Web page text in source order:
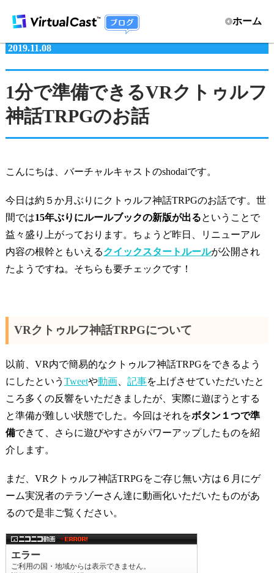
ホーム
2019.11.08
1分で準備できるVRクトゥルフ
神話TRPGのお話
こんにちは、バーチャルキャストのshodaiです。
今日は約５か月ぶりにクトゥルフ神話TRPGのお話です。世
間では15年ぶりにルールブックの新版が出るということで
益々盛り上がっております。ちょうど昨日、リニューアル
内容の根幹ともいえるクイックスタートルールが公開され
たようですね。そちらも要チェックです！
VRクトゥルフ神話TRPGについて
以前、VR内で簡易的なクトゥルフ神話TRPGをできるよう
にしたという Tweetや動画、 記事を上げさせていただいたと
ころ多くの反響をいただきましたが、実際に遊ぼうとする
と準備が難しい状態でした。今回はそれをボタン１つで準
備できて、さらに遊びやすさがパワーアップしたものを紹
介します。
まだ、VRクトゥルフ神話TRPGをご存じ無い方は６月にゲ
ーム実況者のテラゾーさん達に動画化いただいたものがあ
るので是非ご覧ください。